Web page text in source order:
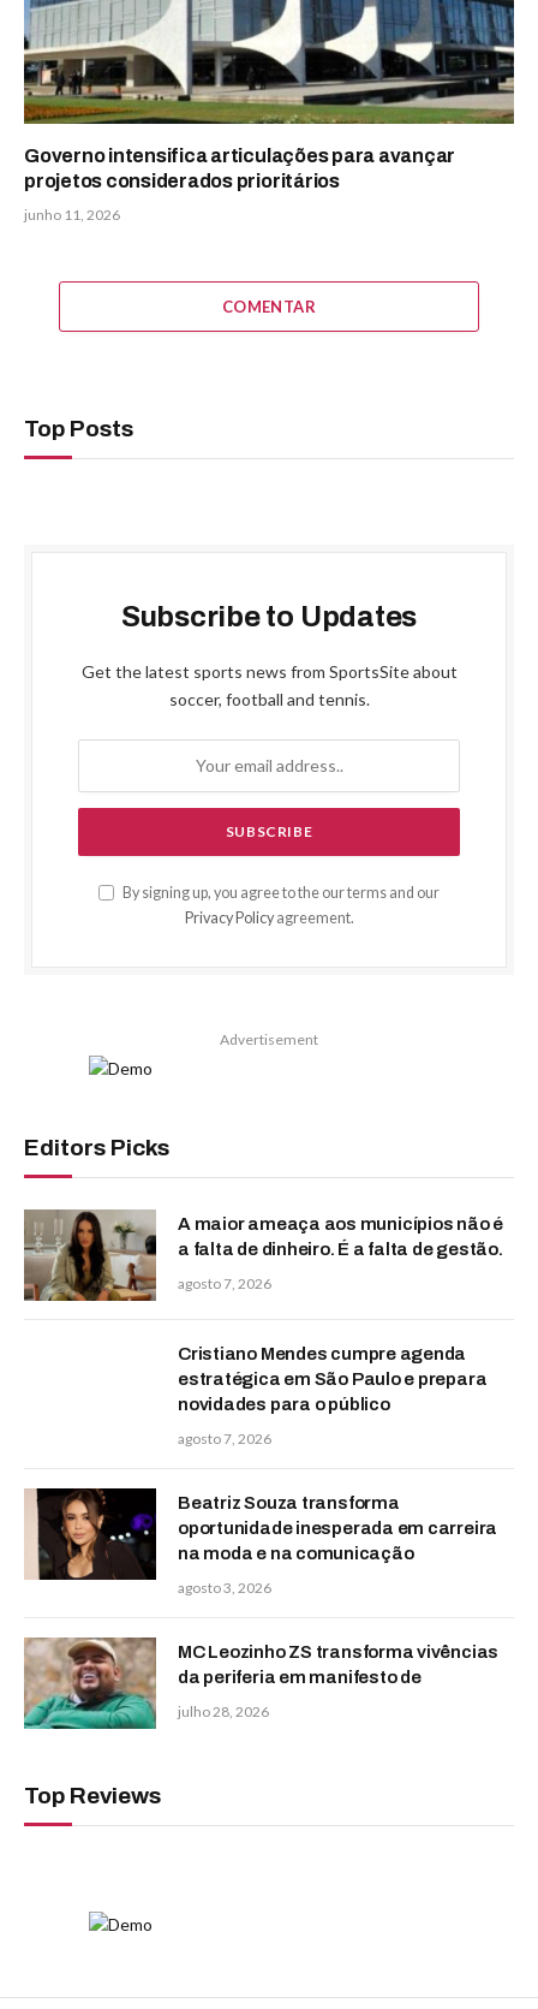
Governo intensifica articulações para avançar
projetos considerados prioritários
junho 11, 2026
COMENTAR
Top Posts
Subscribe to Updates
Get the latest sports news from SportsSite about
soccer, football and tennis.
By signing up, you agree to the our terms and our
Privacy Policyagreement.
Advertisement
Editors Picks
A maior ameaça aos municípios não é
a falta de dinheiro. É a falta de gestão.
agosto 7, 2026
Cristiano Mendes cumpre agenda
estratégica em São Paulo e prepara
novidades para o público
agosto 7, 2026
Beatriz Souza transforma
oportunidade inesperada em carreira
na moda e na comunicação
agosto 3, 2026
MC Leozinho ZS transforma vivências
da periferia em manifesto de
julho 28, 2026
Top Reviews